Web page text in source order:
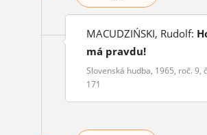
MACUDZIŃSKI, Rudolf:
má pravdu!
Slovenská hudba, 1965, roč. 9,
171